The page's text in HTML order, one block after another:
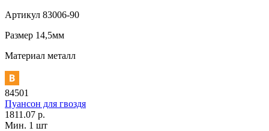
Артикул 83006-90
Размер 14,5мм
Материал металл
84501
Пуансон для гвоздя
1811.07 р.
Мин. 1 шт